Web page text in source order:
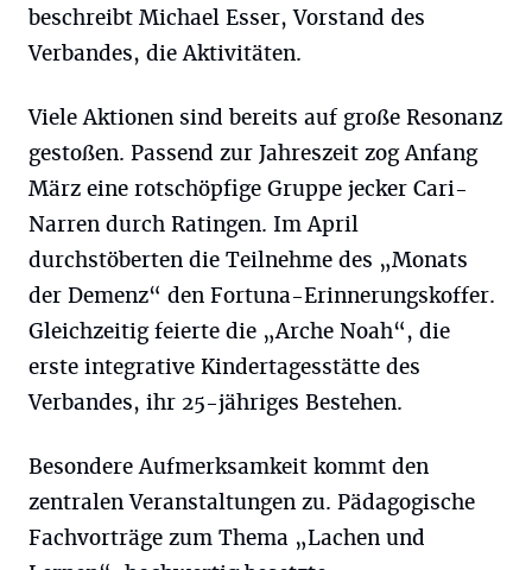
beschreibt Michael Esser, Vorstand des
Verbandes, die Aktivitäten.
Viele Aktionen sind bereits auf große Resonanz
gestoßen. Passend zur Jahreszeit zog Anfang
März eine rotschöpfige Gruppe jecker Cari-
Narren durch Ratingen. Im April
durchstöberten die Teilnehme des „Monats
der Demenz“ den Fortuna-Erinnerungskoffer.
Gleichzeitig feierte die „Arche Noah“, die
erste integrative Kindertagesstätte des
Verbandes, ihr 25-jähriges Bestehen.
Besondere Aufmerksamkeit kommt den
zentralen Veranstaltungen zu. Pädagogische
Fachvorträge zum Thema „Lachen und